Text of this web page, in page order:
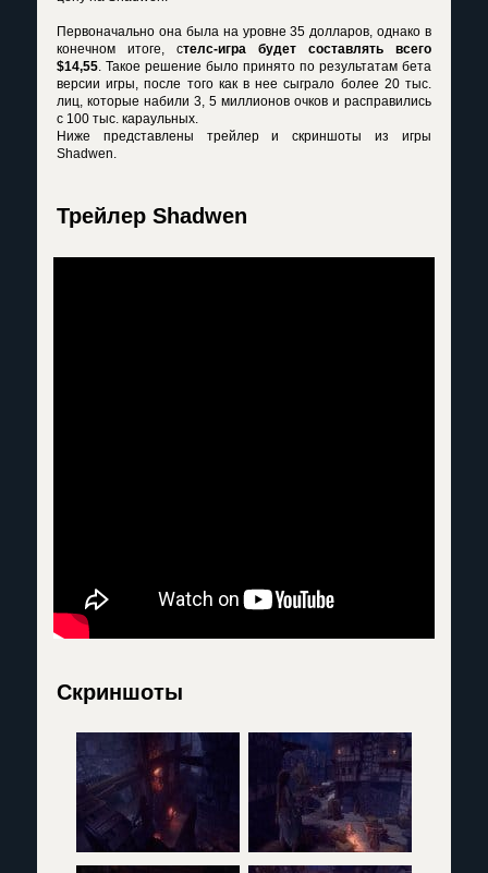
Первоначально она была на уровне 35 долларов, однако в
конечном итоге, стелс-игра будет составлять всего
$14,55. Такое решение было принято по результатам бета
версии игры, после того как в нее сыграло более 20 тыс.
лиц, которые набили 3, 5 миллионов очков и расправились
с 100 тыс. караульных.
Ниже представлены трейлер и скриншоты из игры
Shadwen.
Трейлер Shadwen
Скриншоты